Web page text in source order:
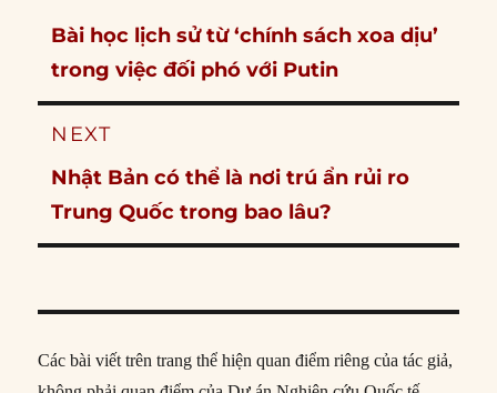
Previous
post:
Bài học lịch sử từ ‘chính sách xoa dịu’
trong việc đối phó với Putin
NEXT
Next
post:
Nhật Bản có thể là nơi trú ẩn rủi ro
Trung Quốc trong bao lâu?
Các bài viết trên trang thể hiện quan điểm riêng của tác giả,